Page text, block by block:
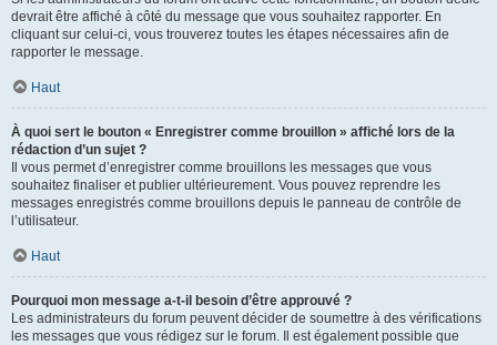
devrait être affiché à côté du message que vous souhaitez rapporter. En
cliquant sur celui-ci, vous trouverez toutes les étapes nécessaires afin de
rapporter le message.
Haut
À quoi sert le bouton « Enregistrer comme brouillon » affiché lors de la
rédaction d’un sujet ?
Il vous permet d’enregistrer comme brouillons les messages que vous
souhaitez finaliser et publier ultérieurement. Vous pouvez reprendre les
messages enregistrés comme brouillons depuis le panneau de contrôle de
l’utilisateur.
Haut
Pourquoi mon message a-t-il besoin d’être approuvé ?
Les administrateurs du forum peuvent décider de soumettre à des vérifications
les messages que vous rédigez sur le forum. Il est également possible que